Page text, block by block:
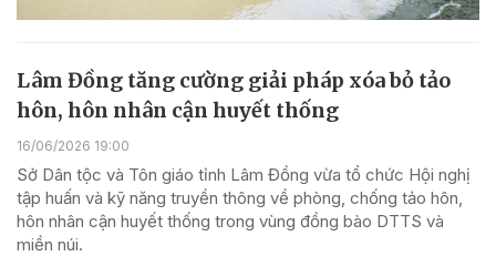
Lâm Đồng tăng cường giải pháp xóa bỏ tảo
hôn, hôn nhân cận huyết thống
16/06/2026 19:00
Sở Dân tộc và Tôn giáo tỉnh Lâm Đồng vừa tổ chức Hội nghị
tập huấn và kỹ năng truyền thông về phòng, chống tảo hôn,
hôn nhân cận huyết thống trong vùng đồng bào DTTS và
miền núi.